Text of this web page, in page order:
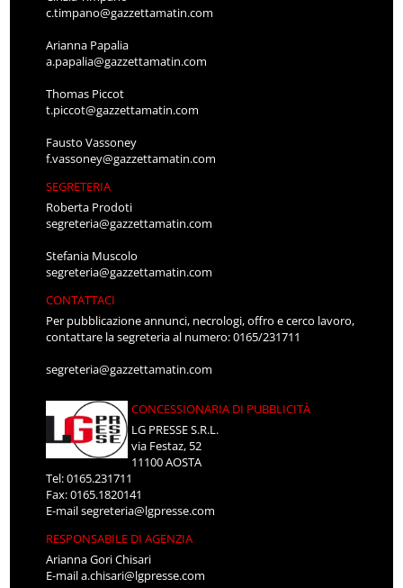
c.timpano@gazzettamatin.com
Arianna Papalia
a.papalia@gazzettamatin.com
Thomas Piccot
t.piccot@gazzettamatin.com
Fausto Vassoney
f.vassoney@gazzettamatin.com
SEGRETERIA
Roberta Prodoti
segreteria@gazzettamatin.com
Stefania Muscolo
segreteria@gazzettamatin.com
CONTATTACI
Per pubblicazione annunci, necrologi, offro e cerco lavoro,
contattare la segreteria al numero: 0165/231711
segreteria@gazzettamatin.com
CONCESSIONARIA DI PUBBLICITÀ
LG PRESSE S.R.L.
via Festaz, 52
11100 AOSTA
Tel: 0165.231711
Fax: 0165.1820141
E-mailsegreteria@lgpresse.com
RESPONSABILE DI AGENZIA
Arianna Gori Chisari
E-maila.chisari@lgpresse.com